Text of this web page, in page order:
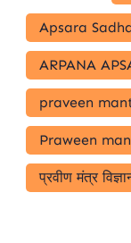
Apsara
ARPANA
praveen
Praween
प्रवीण मंत्र